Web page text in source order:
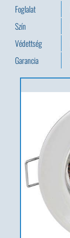
Foglalat
Szín
Védettség
Garancia